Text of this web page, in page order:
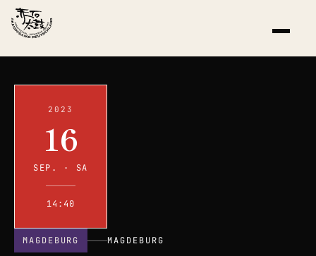
2023
16
SEP. · SA
14:40
MAGDEBURG MAGDEBURG